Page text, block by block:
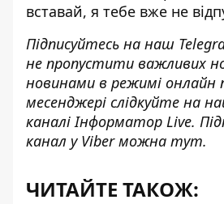
вставай, я тебе вже не
Підписуйтесь на наш
не пропустити важливих
новинами в режимі онлайн
месенджері слідкуйте на
каналіІнформатор Live.
канал у Viber можна тут.
ЧИТАЙТЕ ТАКОЖ: